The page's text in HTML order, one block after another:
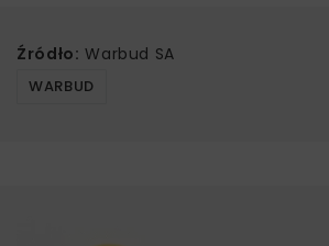
Źródło: Warbud SA
WARBUD